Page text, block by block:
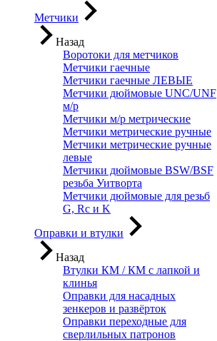
Метчики
Назад
Воротоки для метчиков
Метчики гаечные
Метчики гаечные ЛЕВЫЕ
Метчики дюймовые UNC/UNF
м/р
Метчики м/р метрические
Метчики метрические ручные
Метчики метрические ручные
левые
Метчики дюймовые BSW/BSF
резьба Уитворта
Метчики дюймовые для резьб
G, Rc и K
Оправки и втулки
Назад
Втулки КМ / КМ с лапкой и
клинья
Оправки для насадных
зенкеров и развёрток
Оправки переходные для
сверлильных патронов